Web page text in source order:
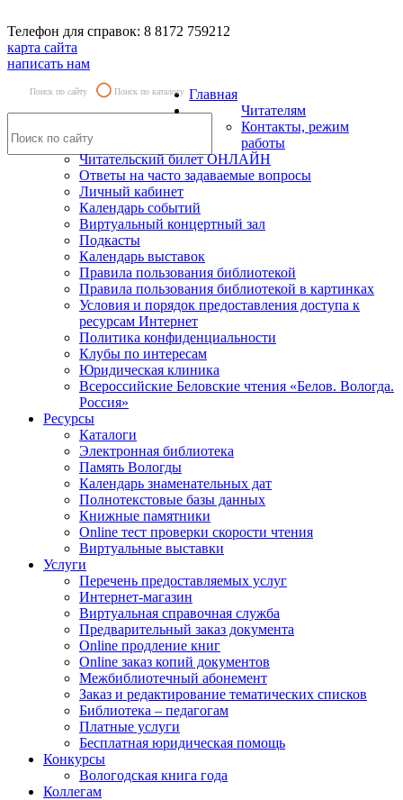
Телефон для справок: 8 8172 759212
карта сайта
написать нам
Поиск по сайту Поиск по каталогу Главная
Читателям
Контакты, режим
работы
Читательский билет ОНЛАЙН
Ответы на часто задаваемые вопросы
Личный кабинет
Календарь событий
Виртуальный концертный зал
Подкасты
Календарь выставок
Правила пользования библиотекой
Правила пользования библиотекой в картинках
Условия и порядок предоставления доступа к
ресурсам Интернет
Политика конфиденциальности
Клубы по интересам
Юридическая клиника
Всероссийские Беловские чтения «Белов. Вологда.
Россия»
Ресурсы
Каталоги
Электронная библиотека
Память Вологды
Календарь знаменательных дат
Полнотекстовые базы данных
Книжные памятники
Online тест проверки скорости чтения
Виртуальные выставки
Услуги
Перечень предоставляемых услуг
Интернет-магазин
Виртуальная справочная служба
Предварительный заказ документа
Online продление книг
Online заказ копий документов
Межбиблиотечный абонемент
Заказ и редактирование тематических списков
Библиотека – педагогам
Платные услуги
Бесплатная юридическая помощь
Конкурсы
Вологодская книга года
Коллегам